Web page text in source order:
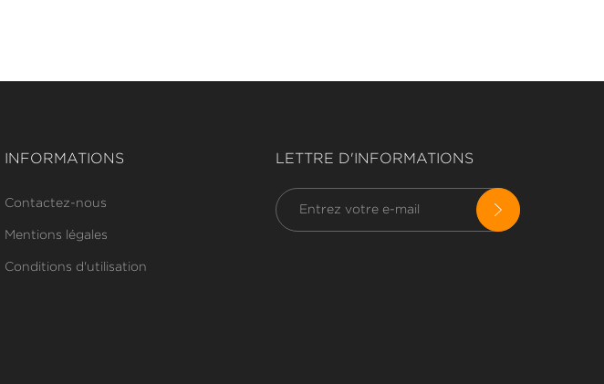
INFORMATIONS
Contactez-nous
Mentions légales
Conditions d'utilisation
LETTRE D'INFORMATIONS